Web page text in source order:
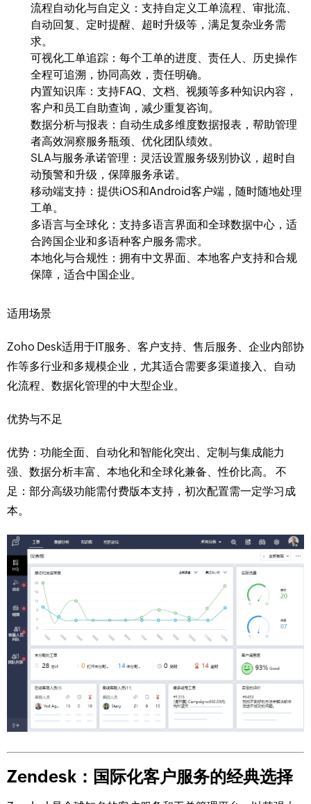
流程自动化与自定义：支持自定义工单流程、审批流、
自动回复、定时提醒、超时升级等，满足复杂业务需
求。
可视化工单追踪：每个工单的进度、责任人、历史操作
全程可追溯，协同高效，责任明确。
内置知识库：支持FAQ、文档、视频等多种知识内容，
客户和员工自助查询，减少重复咨询。
数据分析与报表：自动生成多维度数据报表，帮助管理
者高效洞察服务瓶颈、优化团队绩效。
SLA与服务承诺管理：灵活设置服务级别协议，超时自
动预警和升级，保障服务承诺。
移动端支持：提供iOS和Android客户端，随时随地处理
工单。
多语言与全球化：支持多语言界面和全球数据中心，适
合跨国企业和多语种客户服务需求。
本地化与合规性：拥有中文界面、本地客户支持和合规
保障，适合中国企业。
适用场景
Zoho Desk适用于IT服务、客户支持、售后服务、企业内部协
作等多行业和多规模企业，尤其适合需要多渠道接入、自动
化流程、数据化管理的中大型企业。
优势与不足
优势：功能全面、自动化和智能化突出、定制与集成能力
强、数据分析丰富、本地化和全球化兼备、性价比高。 不
足：部分高级功能需付费版本支持，初次配置需一定学习成
本。
Zendesk：国际化客户服务的经典选择